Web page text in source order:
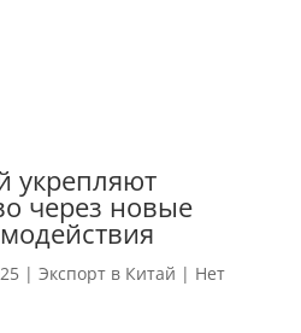
укрепляют
через новые
| Экспорт в Китай | Нет